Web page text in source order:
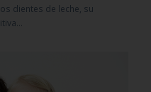
dientes de leche, su